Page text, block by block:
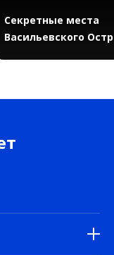
Секретные места
Васильевского